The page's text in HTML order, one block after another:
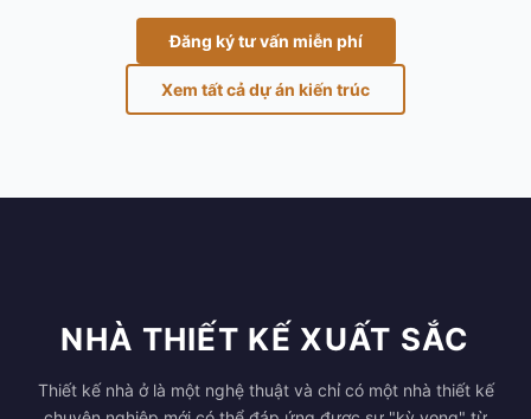
Đăng ký tư vấn miễn phí
Xem tất cả dự án kiến trúc
NHÀ THIẾT KẾ XUẤT SẮC
Thiết kế nhà ở là một nghệ thuật và chỉ có một nhà thiết kế